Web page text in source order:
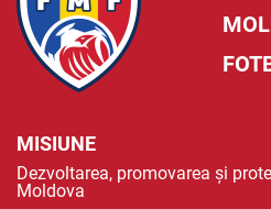
MISIUNE
Dezvoltarea, promovarea și
Moldova